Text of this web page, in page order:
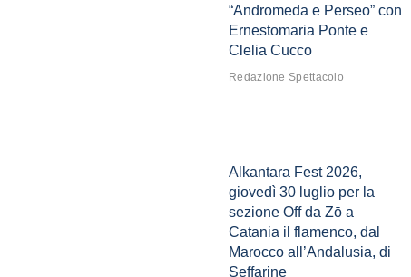
“Andromeda e Perseo” con
Ernestomaria Ponte e
Clelia Cucco
Redazione Spettacolo
Alkantara Fest 2026,
giovedì 30 luglio per la
sezione Off da Zō a
Catania il flamenco, dal
Marocco all’Andalusia, di
Seffarine